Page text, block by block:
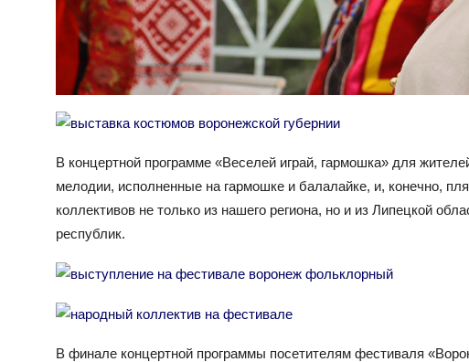
В концертной программе «Веселей играй, гармошка» для
мелодии, исполненные на гармошке и балалайке, и, конечно,
коллективов не только из нашего региона, но и из Липецкой
республик.
В финале концертной программы посетителям фестиваля